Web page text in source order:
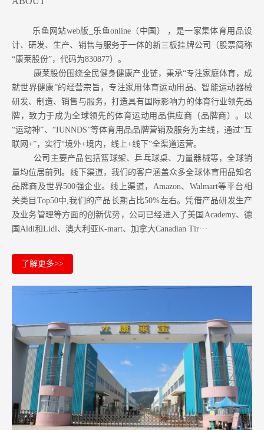
乐鱼网站web版_乐鱼online（中国） ，是一家集体育用品设
计、研发、生产、销售与服务于一体的新三板挂牌公司（股票简称
“康莱股份”，代码为830877）。
康莱股份围绕全民健身健康产业链，秉承“专注家庭体育，成
就世界健康”的经营宗旨，专注家用体育运动用品、智能运动器械
研发、制造、销售与服务，打造具有国际影响力的体育行业领先品
牌，致力于成为全球领先的体育运动用品供应商（品牌商）。以
“运动神”、“IUNNDS”等体育用品品牌营销及服务为主线，通过“互
联网+”，实行“境外+境内，线上+线下”全渠道运营。
公司主要产品包括篮球架、乒乓球桌、力量器械等，全球销
量均位居前列。 线下渠道，我们的客户涵盖众多全球体育用品知名
品牌商及世界500强企业。 线上渠道，Amazon、Walmart等平台相
关类目Top50中,我们的产品长期占比50%左右。凭借产品研发生产
及业务管理等方面的创新优势，公司已经进入了美国Academy、德
国Aldi和Lidl、澳大利亚K-mart、加拿大Canadian Tir···
了解更多>>